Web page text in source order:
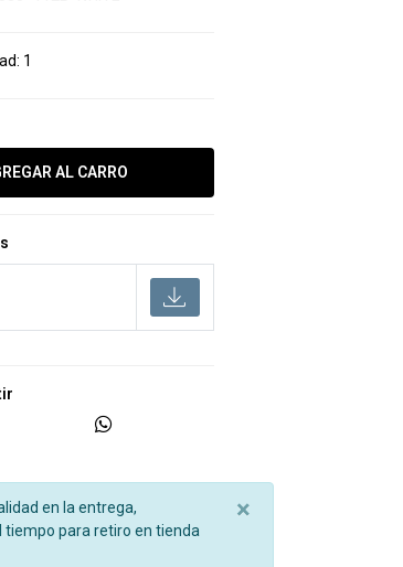
1
en la entrega,
tiempo para retiro en tienda
×